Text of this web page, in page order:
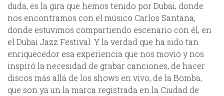
duda, es la gira que hemos tenido por Dubai, donde
nos encontramos con el músico Carlos Santana,
donde estuvimos compartiendo escenario con él, en
el Dubai Jazz Festival. Y la verdad que ha sido tan
enriquecedor esa experiencia que nos movió y nos
inspiró la necesidad de grabar canciones, de hacer
discos más allá de los shows en vivo, de la Bomba,
que son ya un la marca registrada en la Ciudad de